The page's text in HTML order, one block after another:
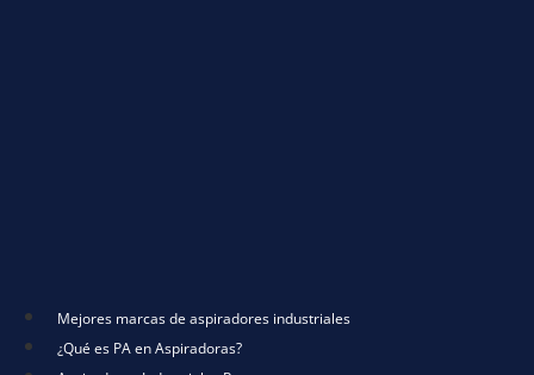
Mejores marcas de aspiradores industriales
¿Qué es PA en Aspiradoras?